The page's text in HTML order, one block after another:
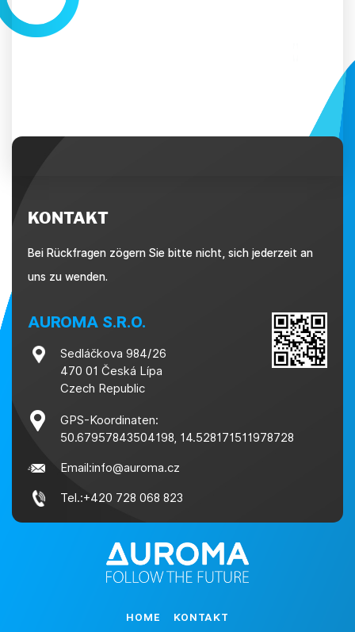
KONTAKT
Bei Rückfragen zögern Sie bitte nicht, sich jederzeit an
uns zu wenden.
AUROMA S.R.O.
Sedláčkova 984/26
470 01 Česká Lípa
Czech Republic
GPS-Koordinaten:
50.67957843504198, 14.528171511978728
Email:info@auroma.cz
Tel.:+420 728 068 823
HOME KONTAKT